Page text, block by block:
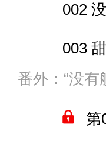
008
009
002
003
004
005
番外：“没有
第